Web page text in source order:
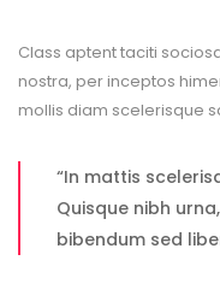
Class aptent taciti
nostra, per inceptos
mollis diam scelerisque
“In mattis
Quisque nibh
bibendum sed